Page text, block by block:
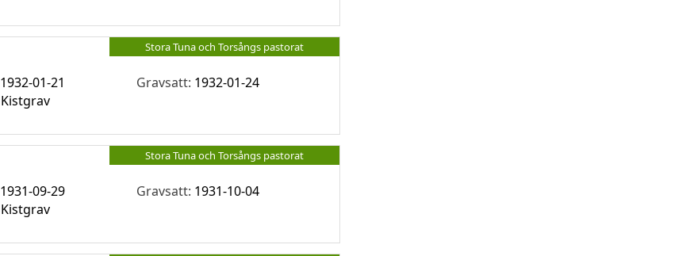
Stora Tuna och Torsångs pastorat
1932-01-21 Gravsatt: 1932-01-24
Kistgrav
Stora Tuna och Torsångs pastorat
1931-09-29 Gravsatt: 1931-10-04
Kistgrav